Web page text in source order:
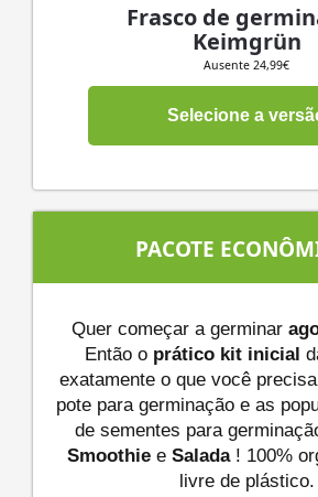
Frasco de
Keimgrün
Ausente 24,99€
Selecione a
PACOTE
Quer começar a germinar
Então o prático kit inicial
exatamente o que você
pote para germinação e as
de sementes para
Smoothie e Salada! 100%
livre de plástico.